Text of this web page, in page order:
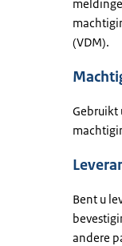
(VDM).
Gebruikt
Bent u
andere